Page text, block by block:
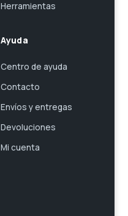
Herramientas
Ayuda
Centro de ayuda
Contacto
Envíos y entregas
Devoluciones
Mi cuenta